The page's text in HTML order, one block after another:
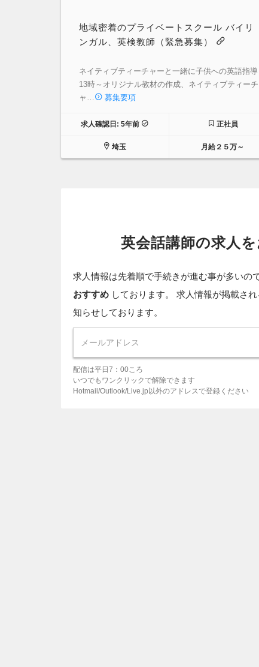
地域密着のプライベートスクール バイリ
ンガル、英検教師（緊急募集）
ネイティブティーチャーと一緒に子供への英語指導
13時～オリジナル教材の作成、ネイティブティーチ
ャ…
募集要項
求人確認日: 5年前 正社員
埼玉 月給２５万～
英会話講師の求人
求人情報は先着順で手続きが進む事が多いので
おすすめ しております。 求人情報が掲載さ
知らせしております。
配信は平日7：00ころ
いつでもワンクリックで解除できます
Hotmail/Outlook/Live.jp以外のアドレスで登録ください